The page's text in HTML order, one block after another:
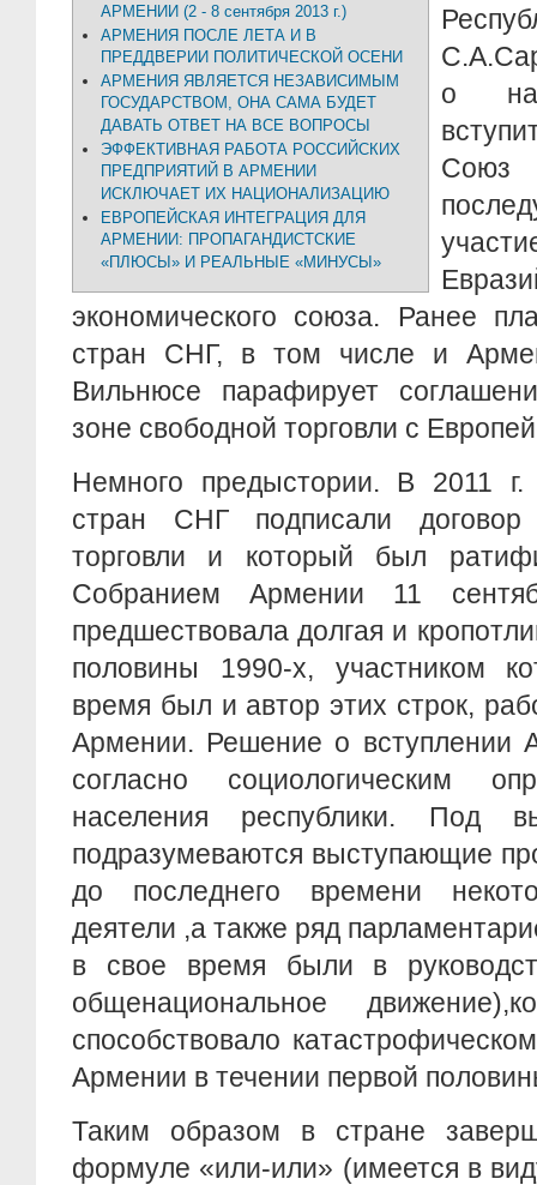
АРМЕНИИ (2 - 8 сентября 2013 г.)
АРМЕНИЯ ПОСЛЕ ЛЕТА И В
ПРЕДДВЕРИИ ПОЛИТИЧЕСКОЙ ОСЕНИ
АРМЕНИЯ ЯВЛЯЕТСЯ НЕЗАВИСИМЫМ
ГОСУДАРСТВОМ, ОНА САМА БУДЕТ
ДАВАТЬ ОТВЕТ НА ВСЕ ВОПРОСЫ
ЭФФЕКТИВНАЯ РАБОТА РОССИЙСКИХ
ПРЕДПРИЯТИЙ В АРМЕНИИ
ИСКЛЮЧАЕТ ИХ НАЦИОНАЛИЗАЦИЮ
ЕВРОПЕЙСКАЯ ИНТЕГРАЦИЯ ДЛЯ
АРМЕНИИ: ПРОПАГАНДИСТСКИЕ
«ПЛЮСЫ» И РЕАЛЬНЫЕ «МИНУСЫ»
о
экономического союза. Ранее
стран СНГ, в том числе и
Вильнюсе парафирует
зоне свободной торговли с
Немного предыстории. В 2011 г.
стран СНГ подписали
торговли и который был
Собранием Армении 11
предшествовала долгая и
половины 1990-х, участником
время был и автор этих строк,
Армении. Решение о вступлении
согласно социологическим
населения республики. Под
подразумеваются выступающие
до последнего времени
деятели ,а также ряд
в свое время были в
общенациональное
способствовало
Армении в течении первой
Таким образом в стране
формуле «или-или» (имеется в